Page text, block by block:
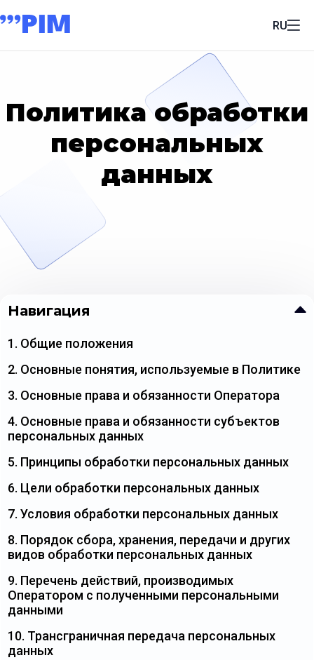
RU
Политика обработки
персональных
данных
Навигация
1. Общие положения
2. Основные понятия, используемые в Политике
3. Основные права и обязанности Оператора
4. Основные права и обязанности субъектов
персональных данных
5. Принципы обработки персональных данных
6. Цели обработки персональных данных
7. Условия обработки персональных данных
8. Порядок сбора, хранения, передачи и других
видов обработки персональных данных
9. Перечень действий, производимых
Оператором с полученными персональными
данными
10. Трансграничная передача персональных
данных